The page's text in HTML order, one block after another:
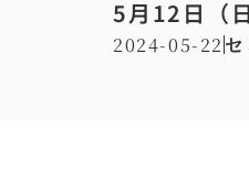
5月12日（
2024-05-22